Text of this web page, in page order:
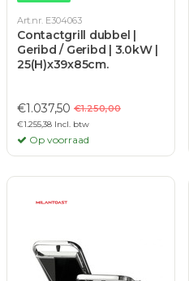
Art.nr. E304063
Contactgrill dubbel |
Geribd / Geribd | 3.0kW |
25(H)x39x85cm.
€1.037,50 €1.250,00
€1.255,38 Incl. btw
Op voorraad